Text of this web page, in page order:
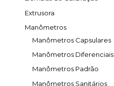
Extrusora
Manômetros
Manômetros Capsulares
Manômetros Diferenciais
Manômetros Padrão
Manômetros Sanitários